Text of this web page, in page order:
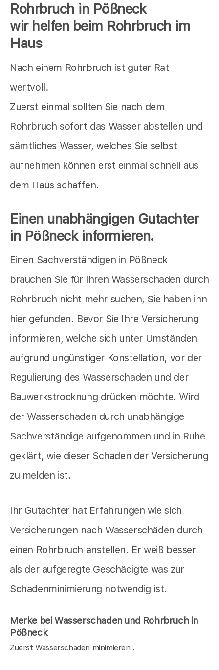
Rohrbruch in Pößneck
wir helfen beim Rohrbruch im
Haus
Nach einem Rohrbruch ist guter Rat
wertvoll.
Zuerst einmal sollten Sie nach dem
Rohrbruch sofort das Wasser abstellen und
sämtliches Wasser, welches Sie selbst
aufnehmen können erst einmal schnell aus
dem Haus schaffen.
Einen unabhängigen Gutachter
in Pößneck informieren.
Einen Sachverständigen in Pößneck
brauchen Sie für Ihren Wasserschaden durch
Rohrbruch nicht mehr suchen, Sie haben ihn
hier gefunden. Bevor Sie Ihre Versicherung
informieren, welche sich unter Umständen
aufgrund ungünstiger Konstellation, vor der
Regulierung des Wasserschaden und der
Bauwerkstrocknung drücken möchte. Wird
der Wasserschaden durch unabhängige
Sachverständige aufgenommen und in Ruhe
geklärt, wie dieser Schaden der Versicherung
zu melden ist.
Ihr Gutachter hat Erfahrungen wie sich
Versicherungen nach Wasserschäden durch
einen Rohrbruch anstellen. Er weiß besser
als der aufgeregte Geschädigte was zur
Schadenminimierung notwendig ist.
Merke bei Wasserschaden und Rohrbruch in
Pößneck
Zuerst Wasserschaden minimieren .